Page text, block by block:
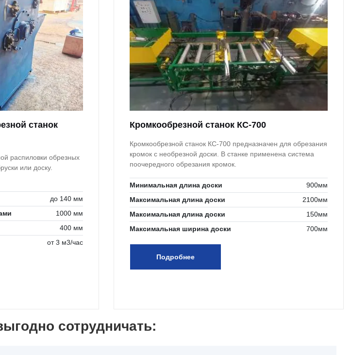
станок
распиловки обрезных
или доску.
до 140 мм
1000 мм
400 мм
от 3 м3/час
Кромкообрезной станок КС-700
Кромкообрезной станок КС-700 предназначен для обрезания
кромок с необрезной доски. В станке применена система
поочередного обрезания кромок.
Минимальная длина доски
900мм
Максимальная длина доски
2100мм
Максимальная длина доски
150мм
Максимальная ширина доски
700мм
Подробнее
сотрудничать: